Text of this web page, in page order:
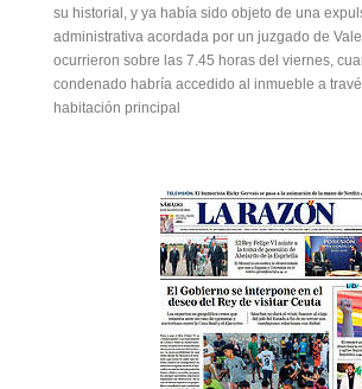
su historial, y ya había sido objeto de una
administrativa acordada por un juzgado de
ocurrieron sobre las 7.45 horas del viernes,
condenado habría accedido al inmueble a
habitación principal